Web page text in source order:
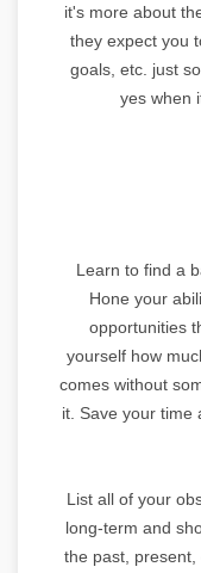
it's more about
they expect you
goals, etc. just
yes when
Learn to find a
Hone your
opportunities
yourself how
comes without
it. Save your time
List all of your
long-term and
the past, present,